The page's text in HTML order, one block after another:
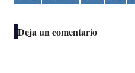
Deja un comentario